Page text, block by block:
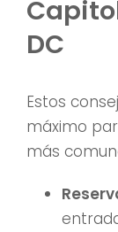
DC
Estos
máximo
más